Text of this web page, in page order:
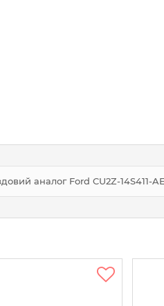
аналог Ford CU2Z-14S411-